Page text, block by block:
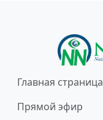
Главная страница
Прямой эфир